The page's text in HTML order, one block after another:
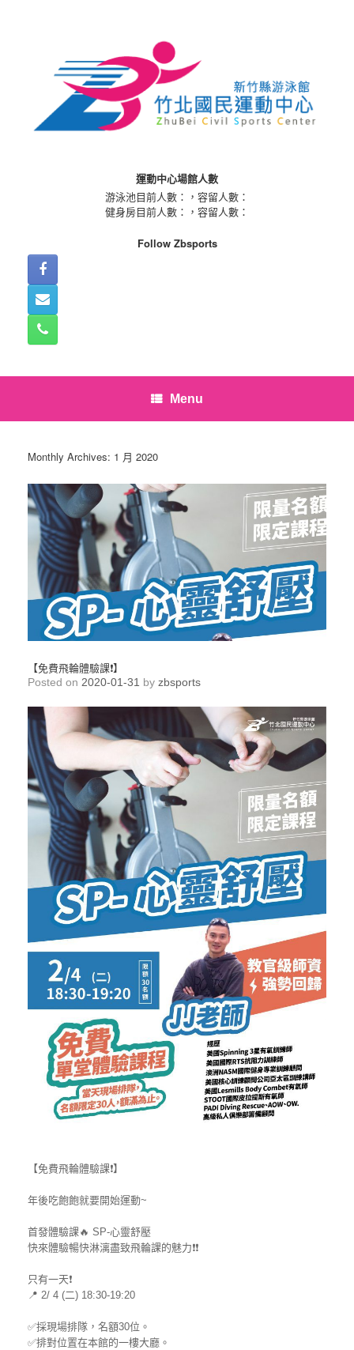
運動中心場館人數
游泳池目前人數：
，容留人數：
健身房目前人數：
，容留人數：
Follow Zbsports
Menu
Monthly Archives: 1 月 2020
【免費飛輪體驗課❗】
Posted on 2020-01-31 by zbsports
【免費飛輪體驗課❗】
年後吃飽飽就要開始運動~
首發體驗課🔥 SP-心靈舒壓
快來體驗暢快淋漓盡致飛輪課的魅力❗❗
只有一天❗
📍 2/ 4 (二) 18:30-19:20
✅採現場排隊，名額30位。
✅排對位置在本館的一樓大廳。